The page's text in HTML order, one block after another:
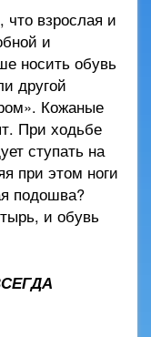
взрослая и
и
носить обувь
другой
Кожаные
При ходьбе
ступать на
при этом ноги
подошва?
и обувь